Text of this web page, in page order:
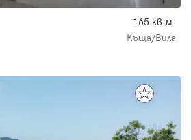
165 кв.м.
Къща/Вила